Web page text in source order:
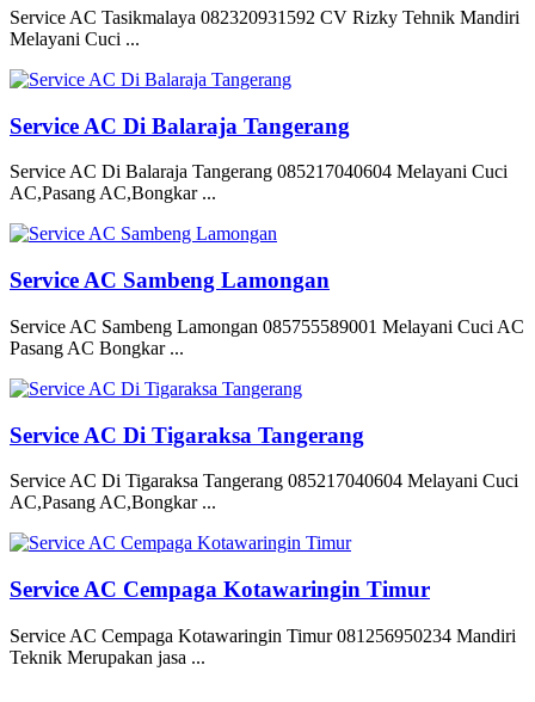
Service AC Tasikmalaya 082320931592 CV Rizky Tehnik Mandiri
Melayani Cuci ...
Service AC Di Balaraja Tangerang
Service AC Di Balaraja Tangerang 085217040604 Melayani Cuci
AC,Pasang AC,Bongkar ...
Service AC Sambeng Lamongan
Service AC Sambeng Lamongan 085755589001 Melayani Cuci AC
Pasang AC Bongkar ...
Service AC Di Tigaraksa Tangerang
Service AC Di Tigaraksa Tangerang 085217040604 Melayani Cuci
AC,Pasang AC,Bongkar ...
Service AC Cempaga Kotawaringin Timur
Service AC Cempaga Kotawaringin Timur 081256950234 Mandiri
Teknik Merupakan jasa ...